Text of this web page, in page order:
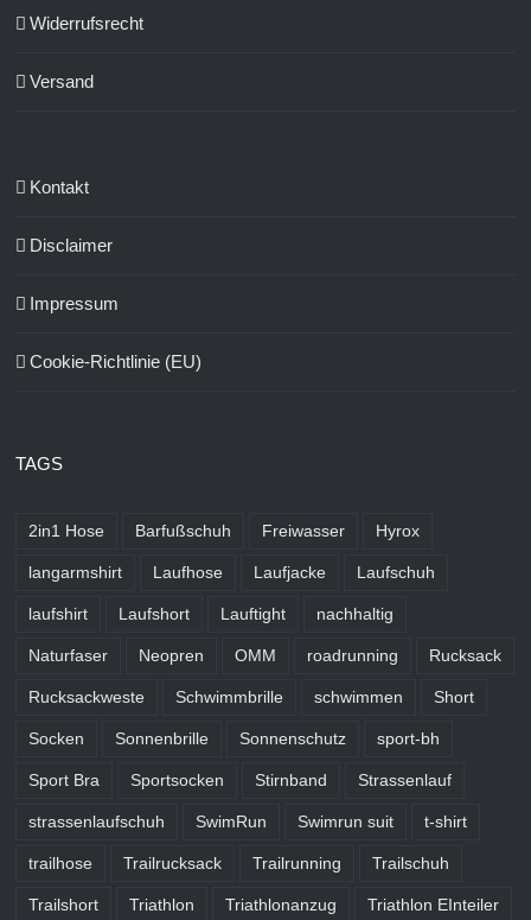
Widerrufsrecht
Versand
Kontakt
Disclaimer
Impressum
Cookie-Richtlinie (EU)
TAGS
2in1 Hose Barfußschuh Freiwasser Hyrox
langarmshirt Laufhose Laufjacke Laufschuh
laufshirt Laufshort Lauftight nachhaltig
Naturfaser Neopren OMM roadrunning Rucksack
Rucksackweste Schwimmbrille schwimmen Short
Socken Sonnenbrille Sonnenschutz sport-bh
Sport Bra Sportsocken Stirnband Strassenlauf
strassenlaufschuh SwimRun Swimrun suit t-shirt
trailhose Trailrucksack Trailrunning Trailschuh
Trailshort Triathlon Triathlonanzug Triathlon EInteiler